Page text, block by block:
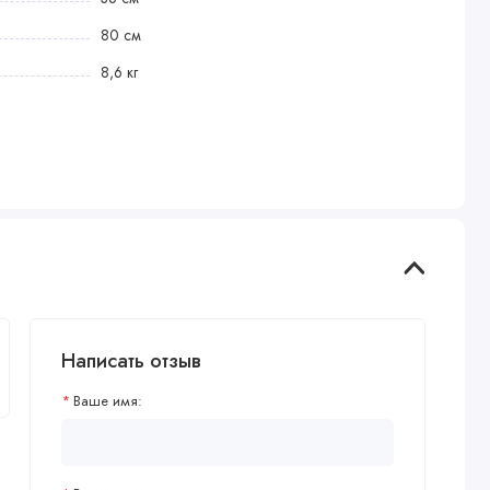
80 см
8,6 кг
Написать отзыв
Ваше имя: